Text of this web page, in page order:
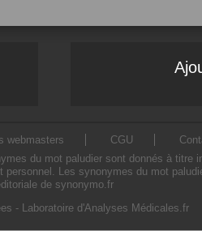
webmasters CGU
du mot paludier sont donnés à titre
Les synonymes du mot
de synonymo.fr
- Laboratoire d'Analyses Médicales.fr